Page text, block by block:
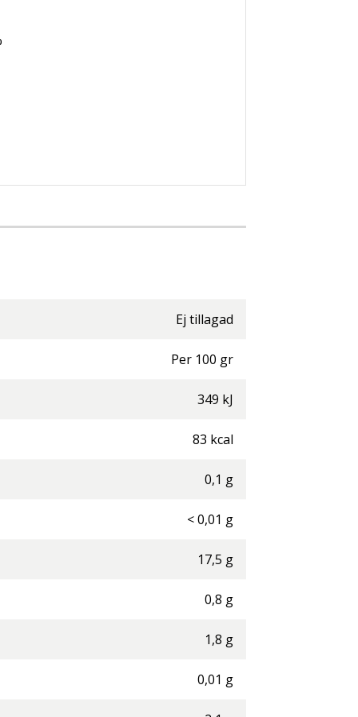
Ej tillagad
Per 100 gr
349 kJ
83 kcal
0,1 g
<0,01 g
17,5 g
0,8 g
1,8 g
0,01 g